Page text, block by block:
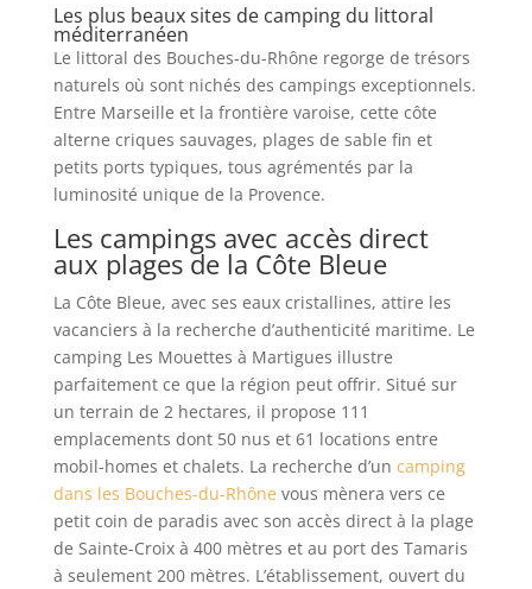
Les plus beaux sites de camping du littoral
méditerranéen
Le littoral des Bouches-du-Rhône regorge de trésors
naturels où sont nichés des campings exceptionnels.
Entre Marseille et la frontière varoise, cette côte
alterne criques sauvages, plages de sable fin et
petits ports typiques, tous agrémentés par la
luminosité unique de la Provence.
Les campings avec accès direct
aux plages de la Côte Bleue
La Côte Bleue, avec ses eaux cristallines, attire les
vacanciers à la recherche d’authenticité maritime. Le
camping Les Mouettes à Martigues illustre
parfaitement ce que la région peut offrir. Situé sur
un terrain de 2 hectares, il propose 111
emplacements dont 50 nus et 61 locations entre
mobil-homes et chalets. La recherche d’un camping
dans les Bouches-du-Rhône vous mènera vers ce
petit coin de paradis avec son accès direct à la plage
de Sainte-Croix à 400 mètres et au port des Tamaris
à seulement 200 mètres. L’établissement, ouvert du